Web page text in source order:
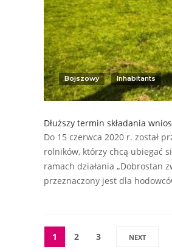
Bojszowy Inhabitants
Dłuższy termin składania
Do 15 czerwca 2020 r. został
rolników, którzy chcą ubiegać
ramach działania „Dobrostan
przeznaczony jest dla
1 2 3 NEXT